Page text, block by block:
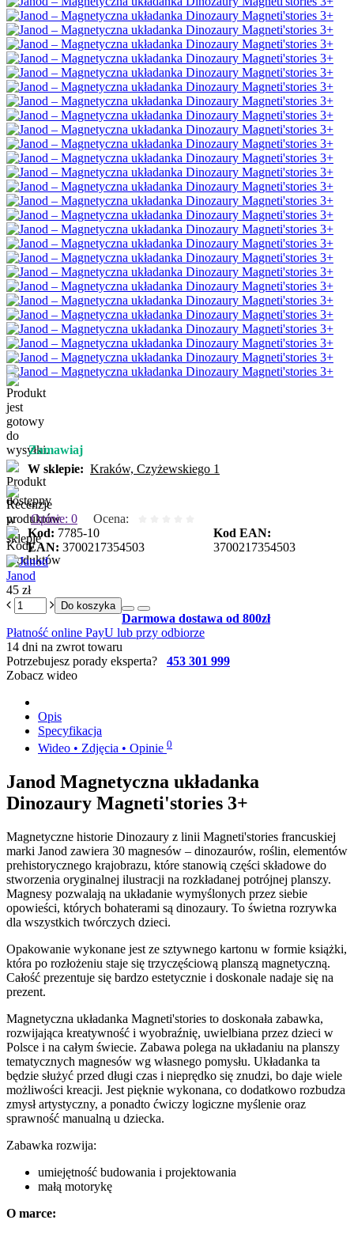
Zamawiaj
W sklepie: Kraków, Czyżewskiego 1
Opinie: 0
Ocena:
Kod: 7785-10
EAN: 3700217354503
Kod EAN:
3700217354503
Janod
45 zł
Do koszyka
Darmowa dostawa od 800zł
Płatność online PayU lub przy odbiorze
14 dni na zwrot towaru
Potrzebujesz porady eksperta? 453 301 999
Zobacz wideo
Opis
Specyfikacja
Wideo • Zdjęcia • Opinie 0
Janod Magnetyczna układanka
Dinozaury Magneti'stories 3+
Magnetyczne historie Dinozaury z linii Magneti'stories francuskiej
marki Janod zawiera 30 magnesów – dinozaurów, roślin, elementów
prehistorycznego krajobrazu, które stanowią części składowe do
stworzenia oryginalnej ilustracji na rozkładanej potrójnej planszy.
Magnesy pozwalają na układanie wymyślonych przez siebie
opowieści, których bohaterami są dinozaury. To świetna rozrywka
dla wszystkich twórczych dzieci.
Opakowanie wykonane jest ze sztywnego kartonu w formie książki,
która po rozłożeniu staje się trzyczęściową planszą magnetyczną.
Całość prezentuje się bardzo estetycznie i doskonale nadaje się na
prezent.
Magnetyczna układanka Magneti'stories to doskonała zabawka,
rozwijająca kreatywność i wyobraźnię, uwielbiana przez dzieci w
Polsce i na całym świecie. Zabawa polega na układaniu na planszy
tematycznych magnesów wg własnego pomysłu. Układanka ta
będzie służyć przed długi czas i nieprędko się znudzi, bo daje wiele
możliwości kreacji. Jest pięknie wykonana, co dodatkowo rozbudza
zmysł artystyczny, a ponadto ćwiczy logiczne myślenie oraz
sprawność manualną u dziecka.
Zabawka rozwija:
umiejętność budowania i projektowania
małą motorykę
O marce: